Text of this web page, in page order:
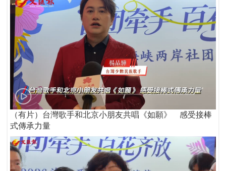
（有片）台灣歌手和北京小朋友共唱《如願》 感受接棒
式傳承力量